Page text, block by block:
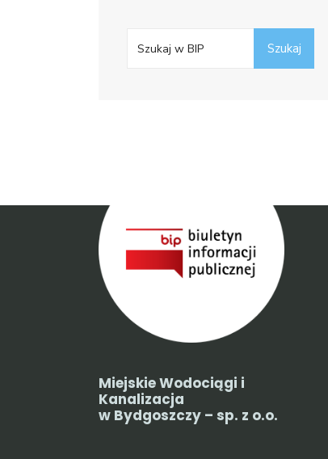
for:
Szukaj
Miejskie Wodociągi i
Kanalizacja
w Bydgoszczy – sp. z o.o.